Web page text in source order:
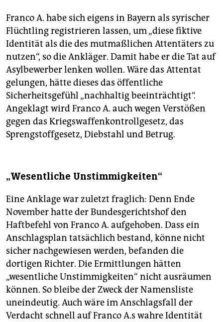
Franco A. habe sich eigens in Bayern als syrischer
Flüchtling registrieren lassen, um „diese fiktive
Identität als die des mutmaßlichen Attentäters zu
nutzen“, so die Ankläger. Damit habe er die Tat auf
Asylbewerber lenken wollen. Wäre das Attentat
gelungen, hätte dieses das öffentliche
Sicherheitsgefühl „nachhaltig beeinträchtigt“.
Angeklagt wird Franco A. auch wegen Verstößen
gegen das Kriegswaffenkontrollgesetz, das
Sprengstoffgesetz, Diebstahl und Betrug.
„Wesentliche Unstimmigkeiten“
Eine Anklage war zuletzt fraglich: Denn Ende
November hatte der Bundesgerichtshof den
Haftbefehl von Franco A. aufgehoben. Dass ein
Anschlagsplan tatsächlich bestand, könne nicht
sicher nachgewiesen werden, befanden die
dortigen Richter. Die Ermittlungen hätten
„wesentliche Unstimmigkeiten“ nicht ausräumen
können. So bleibe der Zweck der Namensliste
uneindeutig. Auch wäre im Anschlagsfall der
Verdacht schnell auf Franco A.s wahre Identität